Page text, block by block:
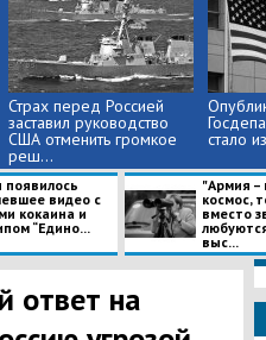
Страх перед Россией
заставил руководство
США отменить громкое
реш...
стало
появилось
видео с
кокаина и
“Едино...
"Армия –
космос,
вместо
выс...
ответ на